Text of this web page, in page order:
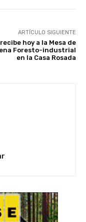
ARTÍCULO SIGUIENTE
hoy a la Mesa de
Foresto-industrial
en la Casa Rosada